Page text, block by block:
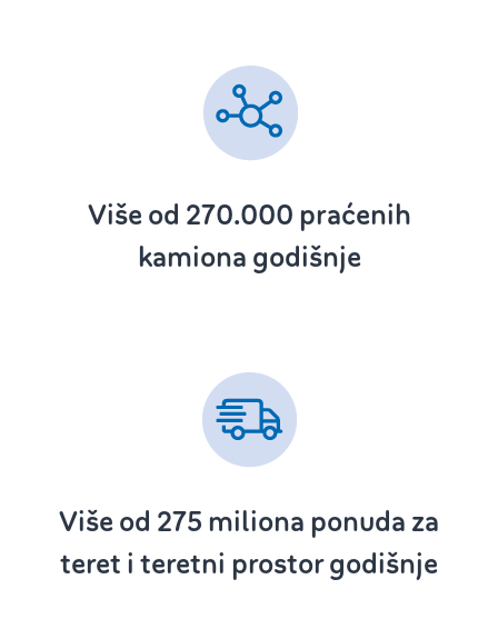
Više od 270.000 ‌ praćenih
kamiona godišnje
Više od 275 ‌ miliona ponuda za
teret i teretni prostor godišnje